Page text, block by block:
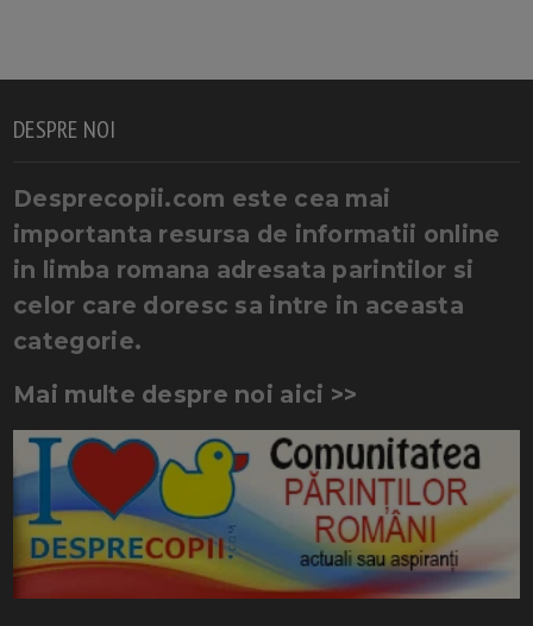
DESPRE NOI
Desprecopii.com este cea mai
importanta resursa de informatii online
in limba romana adresata parintilor si
celor care doresc sa intre in aceasta
categorie.
Mai multe despre noi aici >>